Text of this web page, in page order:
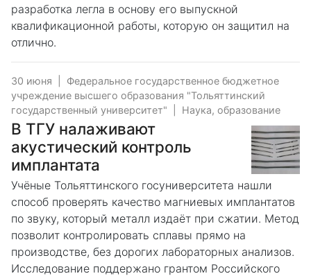
разработка легла в основу его выпускной
квалификационной работы, которую он защитил на
отлично.
30 июня
Федеральное государственное бюджетное
учреждение высшего образования "Тольяттинский
государственный университет"
Наука, образование
В ТГУ налаживают
акустический контроль
имплантата
Учёные Тольяттинского госуниверситета нашли
способ проверять качество магниевых имплантатов
по звуку, который металл издаёт при сжатии. Метод
позволит контролировать сплавы прямо на
производстве, без дорогих лабораторных анализов.
Исследование поддержано грантом Российского